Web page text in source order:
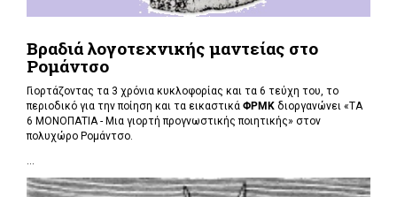
Βραδιά λογοτεχνικής μαντείας στο
Ρομάντσο
Γιορτάζοντας τα 3 χρόνια κυκλοφορίας και τα 6 τεύχη του, το
περιοδικό για την ποίηση και τα εικαστικά ΦΡΜΚ διοργανώνει «ΤΑ
6 ΜΟΝΟΠΑΤΙΑ - Μια γιορτή προγνωστικής ποιητικής» στον
πολυχώρο Ρομάντσο.
...